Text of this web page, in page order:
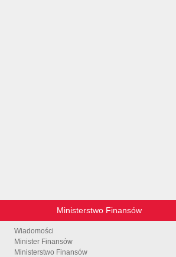
Ministerstwo Finansów
Wiadomości
Minister Finansów
Ministerstwo Finansów